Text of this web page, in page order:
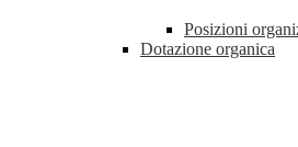
Posizioni
Dotazione organica